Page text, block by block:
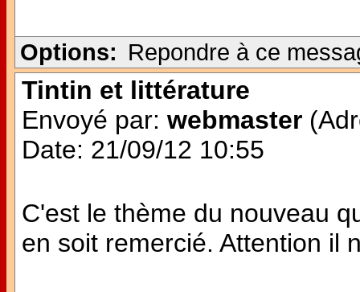
Options: Repondre à ce
Tintin et littérature
Envoyé par: webmaster
Date: 21/09/12 10:55
C'est le thème du nouveau
en soit remercié. Attention il